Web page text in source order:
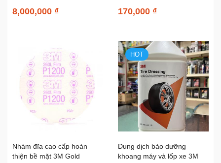
28625
8,000,000 ₫ 170,000 ₫
Nhám đĩa cao cấp hoàn
thiện bề mặt 3M Gold
HOT
Dung dịch bảo dưỡng
khoang máy và lốp xe 3M